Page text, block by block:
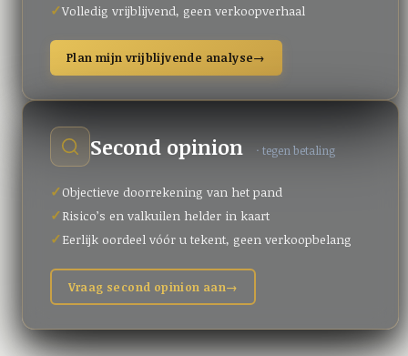
Volledig vrijblijvend, geen verkoopverhaal
Plan mijn vrijblijvende analyse→
Second opinion · tegen betaling
Objectieve doorrekening van het pand
Risico’s en valkuilen helder in kaart
Eerlijk oordeel vóór u tekent, geen verkoopbelang
Vraag second opinion aan→